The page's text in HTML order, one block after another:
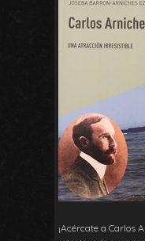
¡Acércate a Carlos